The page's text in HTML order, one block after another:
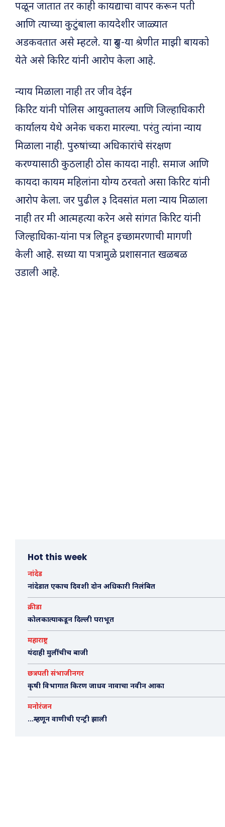
पळून जातात तर काही कायद्याचा वापर करून पती
आणि त्याच्या कुटुंबाला कायदेशीर जाळ्यात
अडकवतात असे म्हटले. या दुस-या श्रेणीत माझी बायको
येते असे किरिट यांनी आरोप केला आहे.
न्याय मिळाला नाही तर जीव देईन
किरिट यांनी पोलिस आयुक्तालय आणि जिल्हाधिकारी
कार्यालय येथे अनेक चकरा मारल्या. परंतु त्यांना न्याय
मिळाला नाही. पुरुषांच्या अधिकारांचे संरक्षण
करण्यासाठी कुठलाही ठोस कायदा नाही. समाज आणि
कायदा कायम महिलांना योग्य ठरवतो असा किरिट यांनी
आरोप केला. जर पुढील ३ दिवसांत मला न्याय मिळाला
नाही तर मी आत्महत्या करेन असे सांगत किरिट यांनी
जिल्हाधिका-यांना पत्र लिहून इच्छामरणाची मागणी
केली आहे. सध्या या पत्रामुळे प्रशासनात खळबळ
उडाली आहे.
Hot this week
नांदेड
नांदेडात एकाच दिवशी दोन अधिकारी निलंबित
क्रीडा
कोलकात्याकडून दिल्ली पराभूत
महाराष्ट्र
यंदाही मुलींचीच बाजी
छत्रपती संभाजीनगर
कृषी विभागात किरण जाधव नावाचा नवीन आका
मनोरंजन
…म्हणून वाणीची एन्ट्री झाली